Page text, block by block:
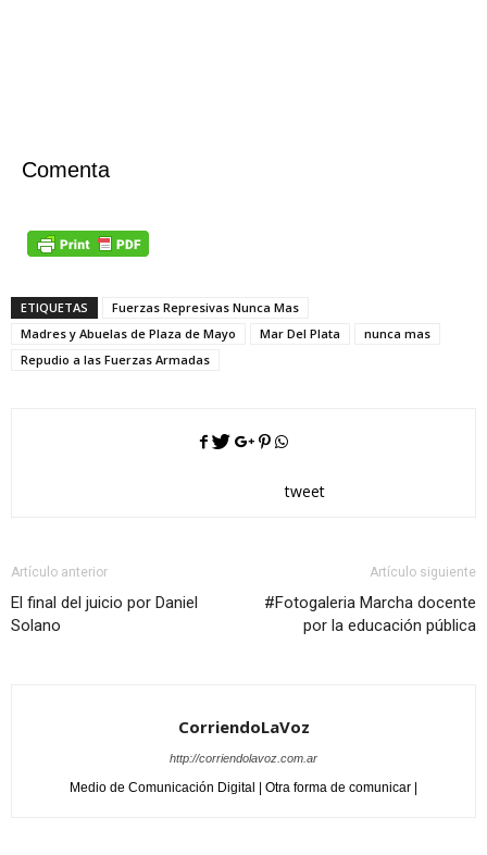
Comenta
ETIQUETAS
Fuerzas Represivas Nunca Mas
Madres y Abuelas de Plaza de Mayo
Mar Del Plata
nunca mas
Repudio a las Fuerzas Armadas
tweet
Artículo anterior
El final del juicio por Daniel
Solano
Artículo siguiente
#Fotogaleria Marcha docente
por la educación pública
CorriendoLaVoz
http://corriendolavoz.com.ar
Medio de Comunicación Digital | Otra forma de comunicar |